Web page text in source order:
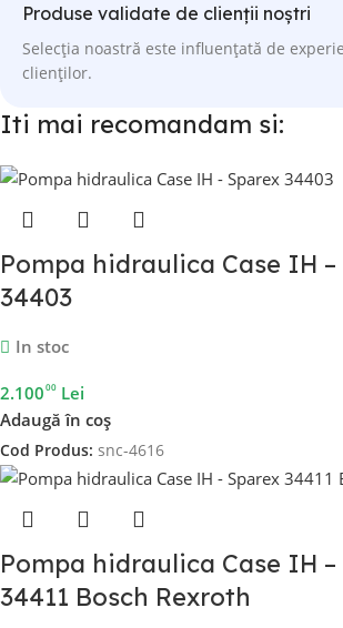
Produse validate de clienții noștri
Selecția noastră este influențată de
clienților.
Iti mai recomandam si:
Pompa hidraulica Case IH –
34403
In stoc
2.10000 Lei
Adaugă în coș
Cod Produs: snc-4616
Pompa hidraulica Case IH –
34411 Bosch Rexroth